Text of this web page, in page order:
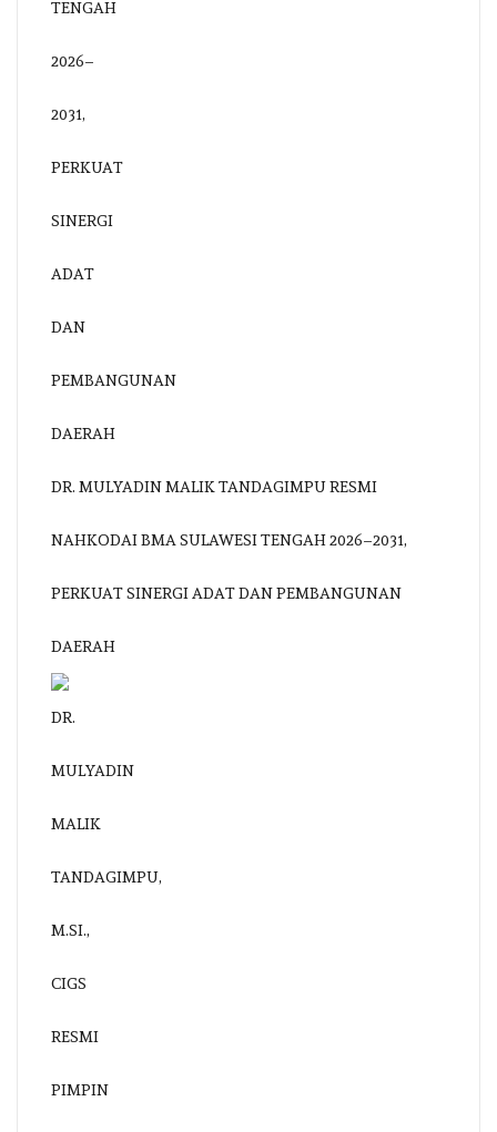
DR. MULYADIN MALIK TANDAGIMPU RESMI
NAHKODAI BMA SULAWESI TENGAH 2026–2031,
PERKUAT SINERGI ADAT DAN PEMBANGUNAN
DAERAH